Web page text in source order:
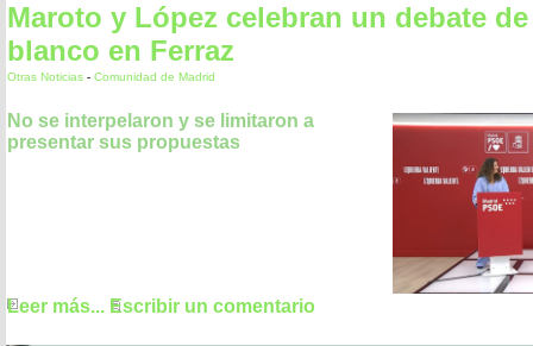
Maroto y López celebran un debate
blanco en Ferraz
Otras Noticias - Comunidad de Madrid
No se interpelaron y se limitaron a
presentar sus propuestas
Leer más... Escribir un comentario